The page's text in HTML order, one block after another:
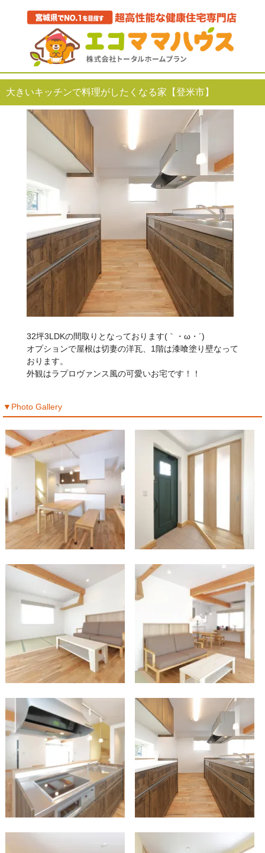
大きいキッチンで料理がしたくなる家【登米市】
32坪3LDKの間取りとなっております(｀・ω・´)
オプションで屋根は切妻の洋瓦、1階は漆喰塗り壁なって
おります。
外観はラプロヴァンス風の可愛いお宅です！！
▼Photo Gallery